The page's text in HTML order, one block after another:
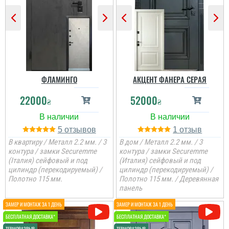
встановили швидко....
є в наявності, та хороша
ціна, мені потрібно були
закрить два проєми і
мене все влаштувало....
ФЛАМИНГО
22000₴
5
В квартиру / Металл 2.2 мм. / 3
контура / замки Securemme
(Італия) сейфовый и под
цилиндр (перекодируемый) /
Полотно 115 мм.
АКЦЕНТ ФАНЕРА СЕРАЯ
52000₴
1
В дом / Металл 2.2 мм. / 3
контура / замки Securemme
(Италия) сейфовый и под
цилиндр (перекодируемый) /
Полотно 115 мм. / Деревянная
панель